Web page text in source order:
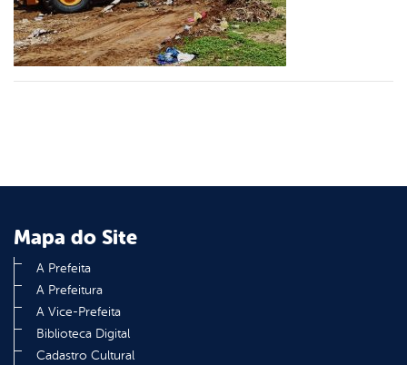
Mapa do Site
A Prefeita
A Prefeitura
A Vice-Prefeita
Biblioteca Digital
Cadastro Cultural